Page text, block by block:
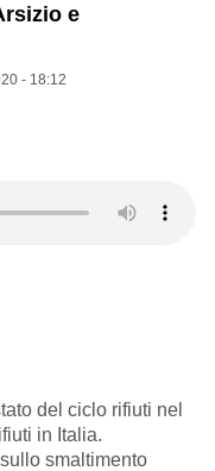
e
- 18:12
del ciclo rifiuti nel
in Italia.
smaltimento